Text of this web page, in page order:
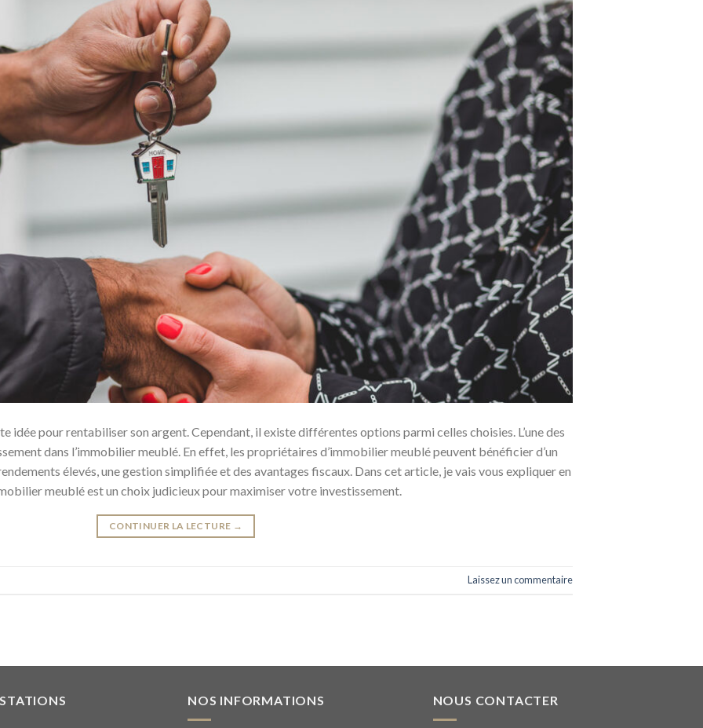
idée pour rentabiliser son argent. Cependant, il existe différentes options parmi celles choisies. L’une des
dans l’immobilier meublé. En effet, les propriétaires d’immobilier meublé peuvent bénéficier d’un
élevés, une gestion simplifiée et des avantages fiscaux. Dans cet article, je vais vous expliquer en
meublé est un choix judicieux pour maximiser votre investissement.
CONTINUER LA LECTURE →
Laissez un commentaire
NOS INFORMATIONS NOUS CONTACTER